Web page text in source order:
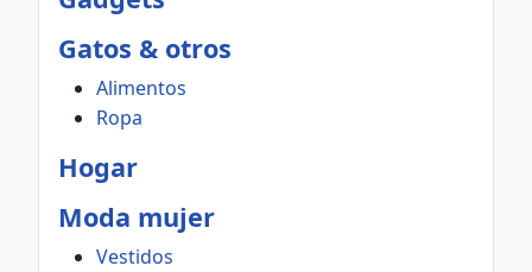
Gatos & otros
Alimentos
Ropa
Hogar
Moda mujer
Vestidos